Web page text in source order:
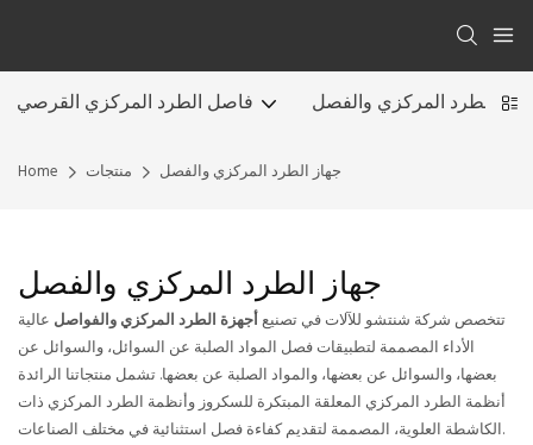
فاصل الطرد المركزي القرصي الطرد المركزي والفصل
Home منتجات جهاز الطرد المركزي والفصل
جهاز الطرد المركزي والفصل
تتخصص شركة شنتشو للآلات في تصنيعأجهزة الطرد المركزي والفواصل عالية
الأداء المصممة لتطبيقات فصل المواد الصلبة عن السوائل، والسوائل عن
بعضها، والسوائل عن بعضها، والمواد الصلبة عن بعضها. تشمل منتجاتنا الرائدة
أنظمة الطرد المركزي المعلقة المبتكرة للسكروز وأنظمة الطرد المركزي ذات
الكاشطة العلوية، المصممة لتقديم كفاءة فصل استثنائية في مختلف الصناعات.